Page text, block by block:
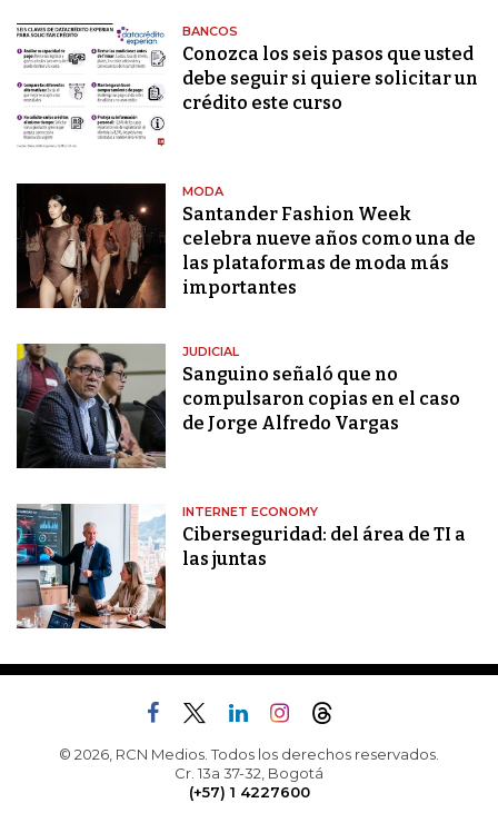
BANCOS
Conozca los seis pasos que usted
debe seguir si quiere solicitar un
crédito este curso
MODA
Santander Fashion Week
celebra nueve años como una de
las plataformas de moda más
importantes
JUDICIAL
Sanguino señaló que no
compulsaron copias en el caso
de Jorge Alfredo Vargas
INTERNET ECONOMY
Ciberseguridad: del área de TI a
las juntas
© 2026, RCN Medios. Todos los derechos reservados.
Cr. 13a 37-32, Bogotá
(+57) 1 4227600